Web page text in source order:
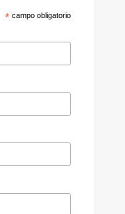
* campo obligatorio